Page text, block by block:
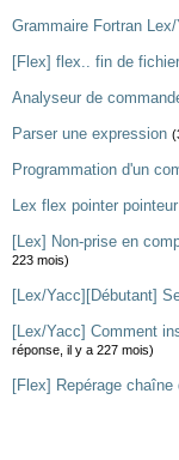
Grammaire Fortran
[Flex] flex.. fin de
Analyseur de
Parser une expression
Programmation d'un
Lex flex pointer pointeur
[Lex] Non-prise en
223 mois)
[Lex/Yacc][Débutant]
[Lex/Yacc] Comment
réponse, il y a 227 mois)
[Flex] Repérage chaîne